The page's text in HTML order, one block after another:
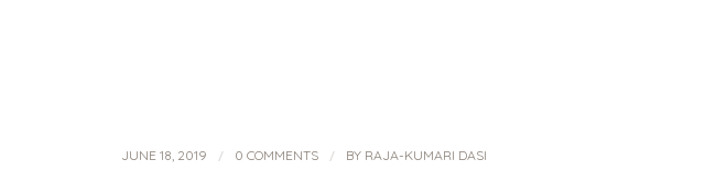
JUNE 18, 2019 / 0 COMMENTS / BY RAJA-KUMARI DASI